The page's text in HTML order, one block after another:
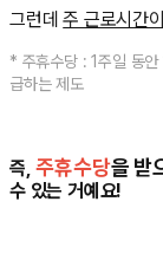
그런데주 근로시간
* 주휴수당 : 1주일 동안
급하는 제도
즉, 주휴수당을 받
수 있는 거예요!